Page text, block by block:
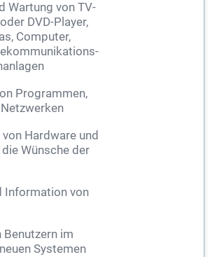
Wartung von TV-
DVD-Player,
Computer,
Programmen,
Hardware und
Wünsche der
Information von
Benutzern im
Systemen